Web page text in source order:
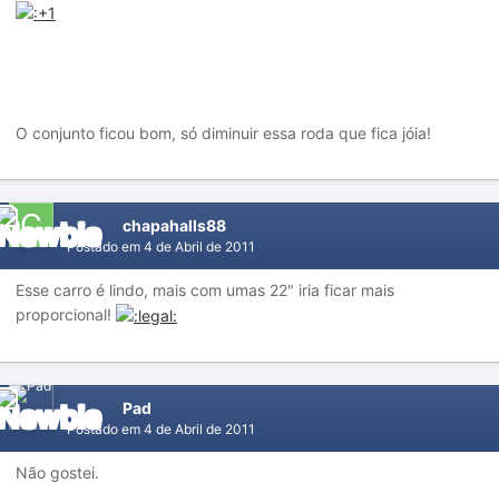
O conjunto ficou bom, só diminuir essa roda que fica jóia!
chapahalls88
Postado em 4 de Abril de 2011
Esse carro é lindo, mais com umas 22" iria ficar mais
proporcional!
Pad
Postado em 4 de Abril de 2011
Não gostei.